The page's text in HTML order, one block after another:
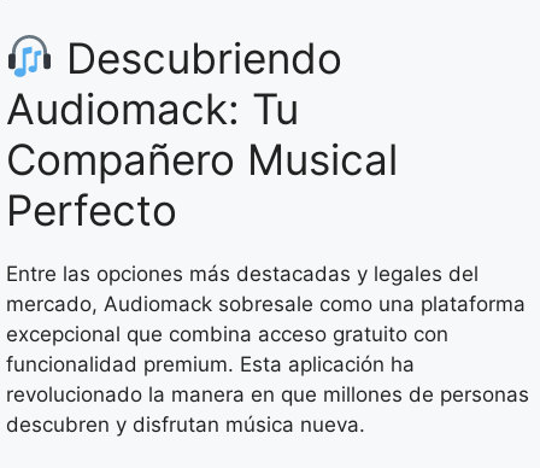
Descubriendo
Audiomack: Tu
Compañero Musical
Perfecto
Entre las opciones más destacadas y legales del
mercado, Audiomack sobresale como una plataforma
excepcional que combina acceso gratuito con
funcionalidad premium. Esta aplicación ha
revolucionado la manera en que millones de personas
descubren y disfrutan música nueva.